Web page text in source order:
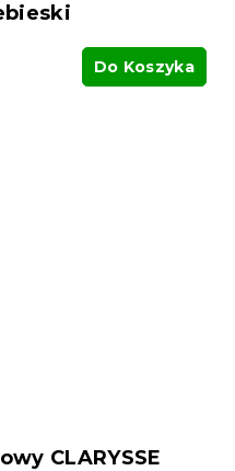
Do Koszyka
CLARYSSE